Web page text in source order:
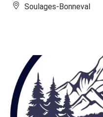
Soulages-Bonneval